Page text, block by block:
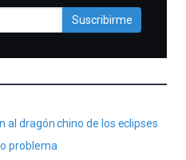
Suscribirme
al dragón chino de los eclipses
problema